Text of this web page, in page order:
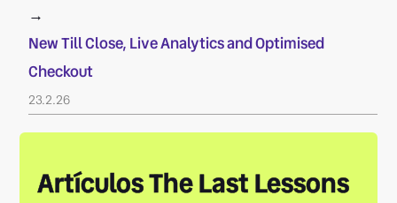
→
New Till Close, Live Analytics and Optimised
Checkout
23.2.26
Artículos The Last Lessons